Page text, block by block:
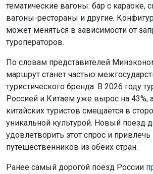
тематические вагоны: бар с караоке,
вагоны-рестораны и другие.
может меняться в зависимости от
туроператоров.
По словам представителей
маршрут станет частью
туристического бренда. В 2026 году
Россией и Китаем уже вырос на 43%,
китайских туристов смещается в
уникальной культурой. Новый поезд
удовлетворить этот спрос и привлечь
путешественников из обеих стран.
Ранее самый дорогой поезд России